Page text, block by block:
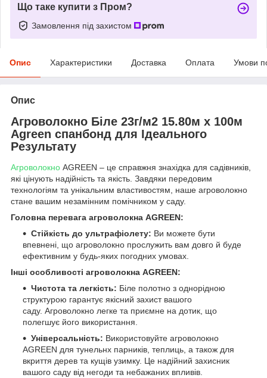
Що таке купити з Пром?
Замовлення під захистом
Опис Характеристики Доставка Оплата Умови
Опис
Агроволокно Біле 23г/м2 15.80м х 100м
Agreen спанбонд для Ідеального
Результату
Агроволокно AGREEN – це справжня знахідка для садівників,
які цінують надійність та якість. Завдяки передовим
технологіям та унікальним властивостям, наше агроволокно
стане вашим незамінним помічником у саду.
Головна перевага агроволокна AGREEN:
Стійкість до ультрафіолету: Ви можете бути
впевнені, що агроволокно прослужить вам довго й буде
ефективним у будь-яких погодних умовах.
Інші особливості агроволокна AGREEN:
Чистота та легкість: Біле полотно з однорідною
структурою гарантує якісний захист вашого
саду. Агроволокно легке та приємне на дотик, що
полегшує його використання.
Універсальність: Використовуйте агроволокно
AGREEN для тунельнх парників, теплиць, а також для
вкриття дерев та кущів узимку. Це надійний захисник
вашого саду від негоди та небажаних впливів.